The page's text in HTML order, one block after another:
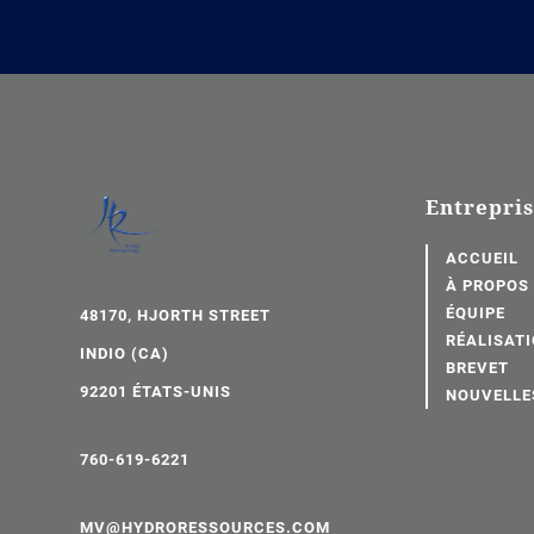
48170, HJORTH STREET
INDIO (CA)
92201 ÉTATS-UNIS
760-619-6221
MV@HYDRORESSOURCES.COM
ACCUEIL
À PROPOS
ÉQUIPE
BREVET